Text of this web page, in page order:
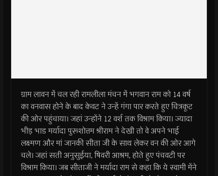
ग्राम लावन में चल रही रामलीला मंचन में भगवान राम को 14 वर्ष
का वनवास होने के बाद केवट ने उन्हें गंगा पार करते हुए चित्रकूट
की ओर पहुंचाया। जहां उन्होंने 12 वर्श तक विश्राम किया। ज्यादा
भीड़ भाड मर्यादा पुरूशोत्तम श्रीराम ने देखी तो वे अपने भाई
लक्ष्मण और मां जानकी सीता जी के साथ लेकर वन की ओर आगे
चले। जहां सती अनुसुईया, षिवरी आश्रम, होते हुए पंचवटी पर
विश्राम किया। जब सीताजी ने मर्यादा राम से कहा कि ये स्वामी मेंने